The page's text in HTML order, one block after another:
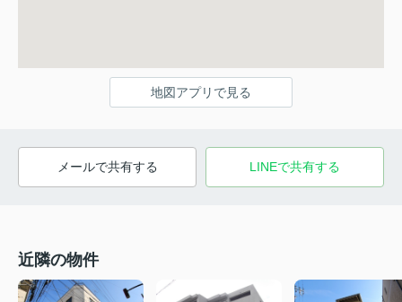
地図アプリで見る
メールで共有する LINEで共有する
近隣の物件